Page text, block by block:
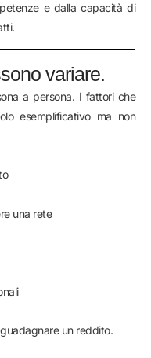
e dalla capacità di
variare.
a persona. I fattori che
esemplificativo ma non
una rete
un reddito.